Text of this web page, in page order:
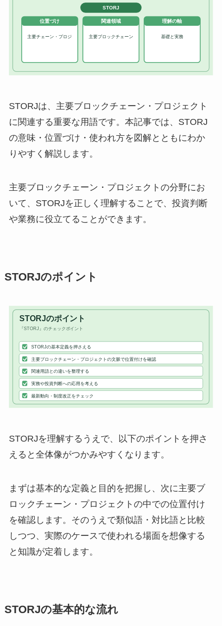
STORJは、主要ブロックチェーン・プロジェクト
に関連する重要な用語です。本記事では、STORJ
の意味・位置づけ・使われ方を図解とともにわか
りやすく解説します。
主要ブロックチェーン・プロジェクトの分野にお
いて、STORJを正しく理解することで、投資判断
や業務に役立てることができます。
STORJのポイント
STORJを理解するうえで、以下のポイントを押さ
えると全体像がつかみやすくなります。
まずは基本的な定義と目的を把握し、次に主要ブ
ロックチェーン・プロジェクトの中での位置付け
を確認します。そのうえで類似語・対比語と比較
しつつ、実際のケースで使われる場面を想像する
と知識が定着します。
STORJの基本的な流れ